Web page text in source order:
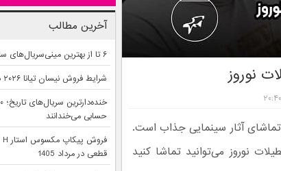
نوروز
تماشای آثار سینمایی جذاب است.
نوروز می‌توانید تماشا کنید
آخرین مطالب
۶ تا از بهترین مینی‌سریال‌های سال ۲۰۲۶ تاکنون
شرایط فروش نیسان تیانا ۲۰۲۶ در مرداد ۱۴۰۵ اعلام شد
حسابی می‌خندانند
قطعی در مرداد 1405